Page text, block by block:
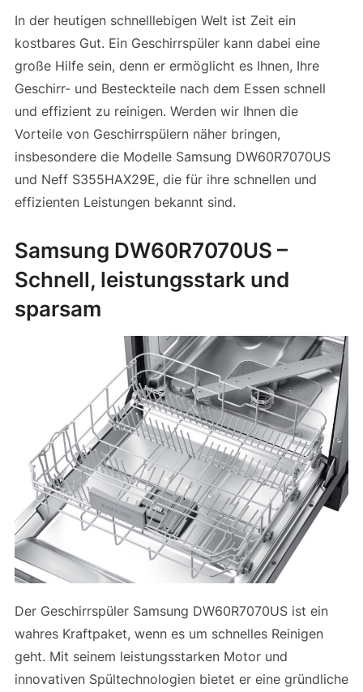
In der heutigen schnelllebigen Welt ist Zeit ein
kostbares Gut. Ein Geschirrspüler kann dabei eine
große Hilfe sein, denn er ermöglicht es Ihnen, Ihre
Geschirr- und Besteckteile nach dem Essen schnell
und effizient zu reinigen. Werden wir Ihnen die
Vorteile von Geschirrspülern näher bringen,
insbesondere die Modelle Samsung DW60R7070US
und Neff S355HAX29E, die für ihre schnellen und
effizienten Leistungen bekannt sind.
Samsung DW60R7070US –
Schnell, leistungsstark und
sparsam
Der Geschirrspüler Samsung DW60R7070US ist ein
wahres Kraftpaket, wenn es um schnelles Reinigen
geht. Mit seinem leistungsstarken Motor und
innovativen Spültechnologien bietet er eine gründliche